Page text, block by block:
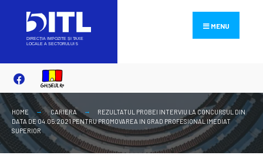
content
MENU
HOME CARIERA
REZULTATUL PROBEI INTERVIU LA CONCURSUL DIN
DATA DE 04.05.2021 PENTRU PROMOVAREA IN GRAD PROFESIONAL IMEDIAT
SUPERIOR
for: